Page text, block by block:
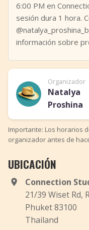
6:00 PM en
sesión dura 1 hora.
información sobre
Organizador
Natalya
Proshina
Importante: Los horarios
organizador antes de
UBICACIÓN
Connection
21/39 Wiset Rd,
Phuket 83100
Thailand